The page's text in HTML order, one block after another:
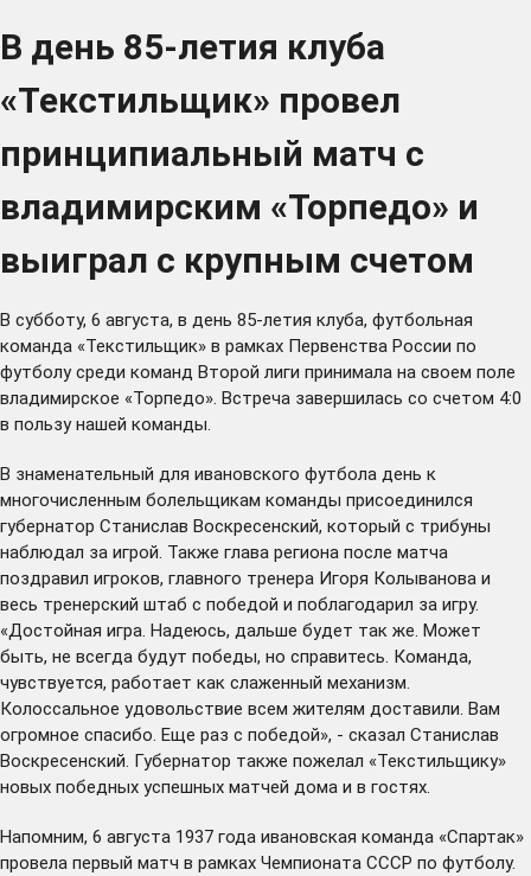
В день 85-летия клуба
«Текстильщик» провел
принципиальный матч с
владимирским «Торпедо» и
выиграл с крупным счетом
В субботу, 6 августа, в день 85-летия клуба, футбольная
команда «Текстильщик» в рамках Первенства России по
футболу среди команд Второй лиги принимала на своем поле
владимирское «Торпедо». Встреча завершилась со счетом 4:0
в пользу нашей команды.
В знаменательный для ивановского футбола день к
многочисленным болельщикам команды присоединился
губернатор Станислав Воскресенский, который с трибуны
наблюдал за игрой. Также глава региона после матча
поздравил игроков, главного тренера Игоря Колыванова и
весь тренерский штаб с победой и поблагодарил за игру.
«Достойная игра. Надеюсь, дальше будет так же. Может
быть, не всегда будут победы, но справитесь. Команда,
чувствуется, работает как слаженный механизм.
Колоссальное удовольствие всем жителям доставили. Вам
огромное спасибо. Еще раз с победой», - сказал Станислав
Воскресенский. Губернатор также пожелал «Текстильщику»
новых победных успешных матчей дома и в гостях.
Напомним, 6 августа 1937 года ивановская команда «Спартак»
провела первый матч в рамках Чемпионата СССР по футболу.